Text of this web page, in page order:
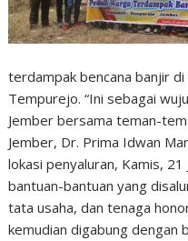
terdampak bencana banjir
Tempurejo. “Ini sebagai
Jember bersama teman-
Jember, Dr. Prima Idwan
lokasi penyaluran, Kamis,
bantuan-bantuan yang
tata usaha, dan tenaga
kemudian digabung dengan